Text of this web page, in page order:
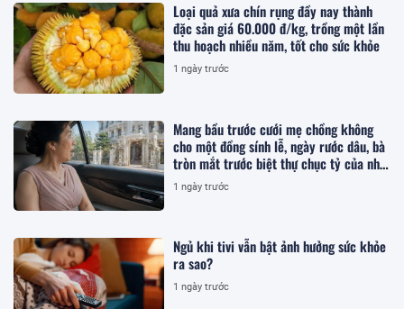
Loại quả xưa chín rụng đầy nay thành
đặc sản giá 60.000 đ/kg, trồng một lần
thu hoạch nhiều năm, tốt cho sức khỏe
1 ngày trước
Mang bầu trước cưới mẹ chồng không
cho một đồng sính lễ, ngày rước dâu, bà
tròn mắt trước biệt thự chục tỷ của nhà
tôi
1 ngày trước
Ngủ khi tivi vẫn bật ảnh hưởng sức khỏe
ra sao?
1 ngày trước